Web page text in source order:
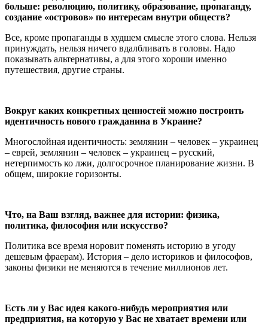
больше: революцию, политику, образование, пропаганду,
создание «островов» по интересам внутри обществ?
Все, кроме пропаганды в худшем смысле этого слова. Нельзя
принуждать, нельзя ничего вдалбливать в головы. Надо
показывать альтернативы, а для этого хороши именно
путешествия, другие страны.
Вокруг каких конкретных ценностей можно построить
идентичность нового гражданина в Украине?
Многослойная идентичность: землянин – человек – украинец
– еврей, землянин – человек – украинец – русский,
нетерпимость ко лжи, долгосрочное планирование жизни. В
общем, широкие горизонты.
Что, на Ваш взгляд, важнее для истории: физика,
политика, философия или искусство?
Политика все время норовит поменять историю в угоду
дешевым фраерам). История – дело историков и философов,
законы физики не меняются в течение миллионов лет.
Есть ли у Вас идея какого-нибудь мероприятия или
предприятия, на которую у Вас не хватает времени или